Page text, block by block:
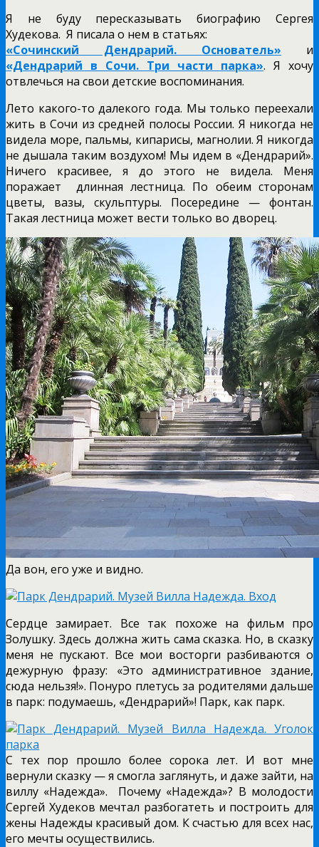
Я не буду пересказывать биографию Сергея
Худекова. Я писала о нем в статьях:
«Сочинский Дендрарий. Основатель»
и
«Дендрарий в Сочи. Три части парка». Я хочу
отвлечься на свои детские воспоминания.
Лето какого-то далекого года. Мы только переехали
жить в Сочи из средней полосы России. Я никогда не
видела море, пальмы, кипарисы, магнолии. Я никогда
не дышала таким воздухом! Мы идем в «Дендрарий».
Ничего красивее, я до этого не видела. Меня
поражает
длинная лестница. По обеим сторонам
цветы, вазы, скульптуры. Посередине — фонтан.
Такая лестница может вести только во дворец.
Да вон, его уже и видно.
Сердце замирает. Все так похоже на фильм про
Золушку. Здесь должна жить сама сказка. Но, в сказку
меня не пускают. Все мои восторги разбиваются о
дежурную фразу: «Это административное здание,
сюда нельзя!». Понуро плетусь за родителями дальше
в парк: подумаешь, «Дендрарий»! Парк, как парк.
С тех пор прошло более сорока лет. И вот мне
вернули сказку — я смогла заглянуть, и даже зайти, на
виллу «Надежда».
Почему «Надежда»? В молодости
Сергей Худеков мечтал разбогатеть и построить для
жены Надежды красивый дом. К счастью для всех нас,
его мечты осуществились.